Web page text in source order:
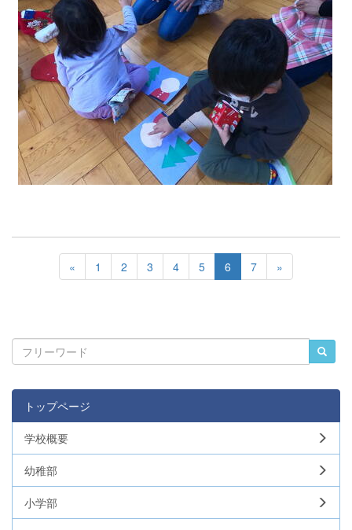
« 1 2 3 4 5 6 7 »
トップページ
学校概要
幼稚部
小学部